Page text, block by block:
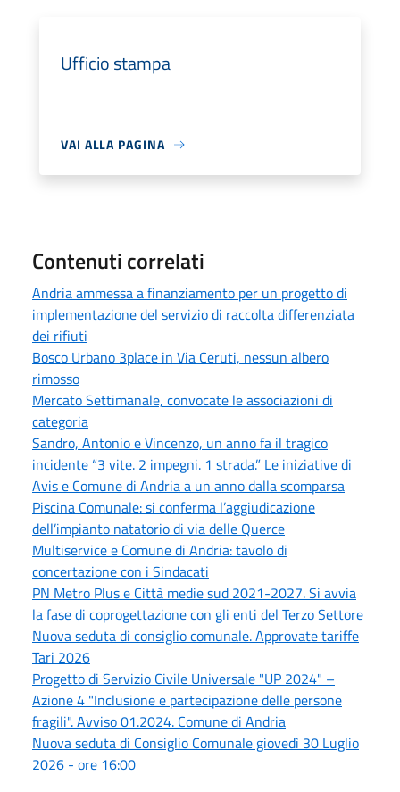
Ufficio stampa
VAI ALLA PAGINA
Contenuti correlati
Andria ammessa a finanziamento per un progetto di
implementazione del servizio di raccolta differenziata
dei rifiuti
Bosco Urbano 3place in Via Ceruti, nessun albero
rimosso
Mercato Settimanale, convocate le associazioni di
categoria
Sandro, Antonio e Vincenzo, un anno fa il tragico
incidente “3 vite. 2 impegni. 1 strada.” Le iniziative di
Avis e Comune di Andria a un anno dalla scomparsa
Piscina Comunale: si conferma l’aggiudicazione
dell’impianto natatorio di via delle Querce
Multiservice e Comune di Andria: tavolo di
concertazione con i Sindacati
PN Metro Plus e Città medie sud 2021-2027. Si avvia
la fase di coprogettazione con gli enti del Terzo Settore
Nuova seduta di consiglio comunale. Approvate tariffe
Tari 2026
Progetto di Servizio Civile Universale "UP 2024" –
Azione 4 "Inclusione e partecipazione delle persone
fragili". Avviso 01.2024. Comune di Andria
Nuova seduta di Consiglio Comunale giovedì 30 Luglio
2026 - ore 16:00